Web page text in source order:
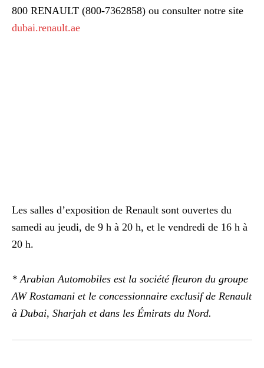
800 RENAULT (800-7362858) ou consulter notre site
dubai.renault.ae
Les salles d’exposition de Renault sont ouvertes du
samedi au jeudi, de 9 h à 20 h, et le vendredi de 16 h à
20 h.
* Arabian Automobiles est la société fleuron du groupe
AW Rostamani et le concessionnaire exclusif de Renault
à Dubai, Sharjah et dans les Émirats du Nord.